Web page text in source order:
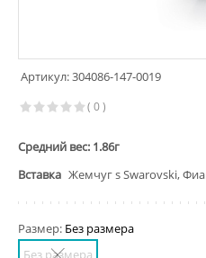
Артикул: 304086-147-0019
( 0 )
Средний вес: 1.86г
Вставка Жемчуг s Swarovski,
Размер: Без размера
Без размера